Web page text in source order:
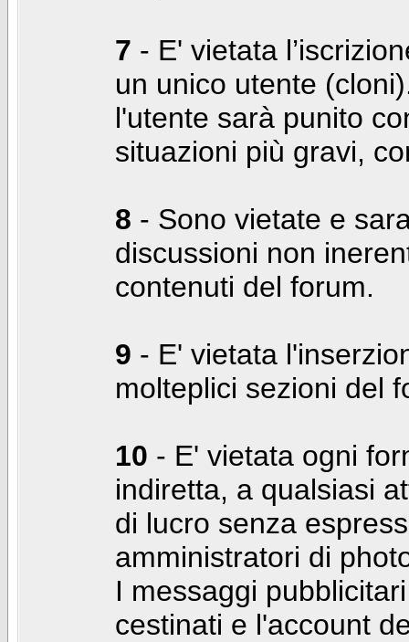
7 - E' vietata
un unico utente
l'utente sarà punito
situazioni più gravi,
8 - Sono vietate e
discussioni non
contenuti del forum.
9 - E' vietata
molteplici sezioni del
10 - E' vietata ogni
indiretta, a qualsiasi
di lucro senza
amministratori di
I messaggi
cestinati e l'account